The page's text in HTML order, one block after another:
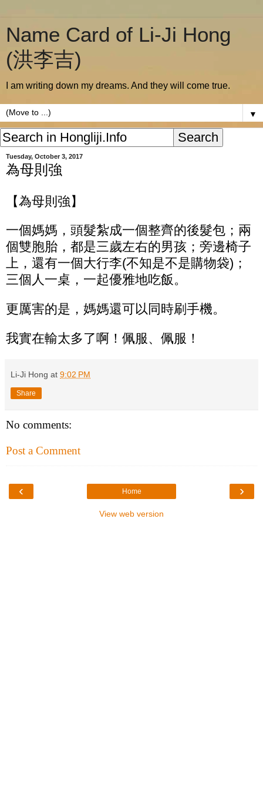
Name Card of Li-Ji Hong
(洪李吉)
I am writing down my dreams. And they will come true.
▼
Tuesday, October 3, 2017
為母則強
【為母則強】
一個媽媽，頭髮紮成一個整齊的後髮包；兩
個雙胞胎，都是三歲左右的男孩；旁邊椅子
上，還有一個大行李(不知是不是購物袋)；
三個人一桌，一起優雅地吃飯。
更厲害的是，媽媽還可以同時刷手機。
我實在輸太多了啊！佩服、佩服！
Li-Ji Hong at 9:02 PM
Share
No comments:
Post a Comment
‹ ›
Home
View web version